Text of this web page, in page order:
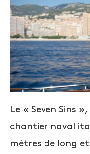
Le « Seven Sins
chantier naval
mètres de long